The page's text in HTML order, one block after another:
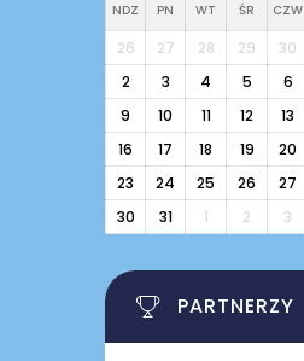
NDZ PN WT ŚR CZW
26 27 28 29 30
2
3 4 5 6
9
10 11 12 13
16
17 18 19 20
23
24 25 26 27
30
31 1 2 3
PARTNERZY